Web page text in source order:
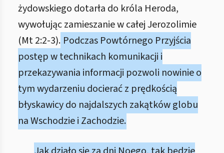
żydowskiego dotarła do króla Heroda,
wywołując zamieszanie w całej Jerozolimie
(Mt 2:2-3). Podczas Powtórnego Przyjścia
postęp w technikach komunikacji i
przekazywania informacji pozwoli nowinie o
tym wydarzeniu docierać z prędkością
błyskawicy do najdalszych zakątków globu
na Wschodzie i Zachodzie.